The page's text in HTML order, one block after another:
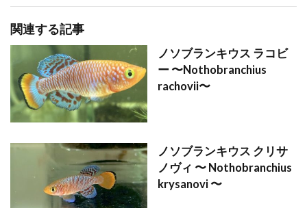
関連する記事
ノソブランキウス ラコビ
ー 〜Nothobranchius
rachovii〜
ノソブランキウス クリサ
ノヴィ 〜 Nothobranchius
krysanovi 〜